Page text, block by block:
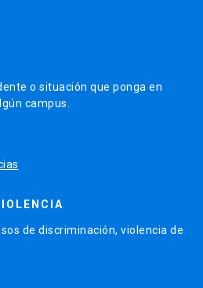
o situación que ponga en
campus.
de discriminación, violencia de